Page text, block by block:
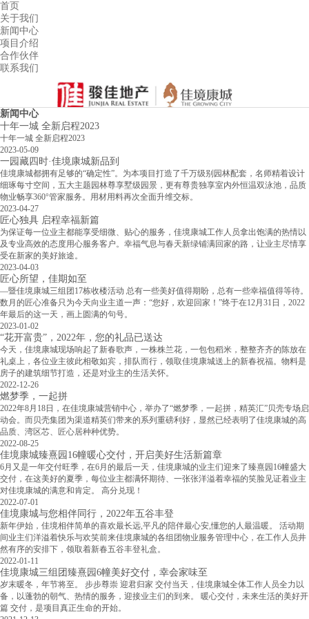
首页
关于我们
新闻中心
项目介绍
合作伙伴
联系我们
新闻中心
十年一城 全新启程2023
十年一城 全新启程2023
2023-05-09
一园藏四时·佳境康城新品到
佳境康城都拥有足够的“确定性”。为本项目打造了千万级别园林配套，名师精着设计
细琢每寸空间，五大主题园林尊享墅级园景，更有尊贵独享室内外恒温双泳池，品质
物业畅享360°管家服务。用材用料再次全面升维交标。
2023-04-27
匠心独具 启程幸福新篇
为保证每一位业主都能享受细微、贴心的服务，佳境康城工作人员拿出饱满的热情以
及专业高效的态度用心服务客户。幸福气息与春天新绿铺满回家的路，让业主尽情享
受在新家的美好旅途。
2023-04-03
匠心所望，佳期如至
—暨佳境康城三组团17栋收楼活动 总有一些美好值得期盼，总有一些幸福值得等待。
数月的匠心准备只为今天向业主道一声：“您好，欢迎回家！”终于在12月31日，2022
年最后的这一天，画上圆满的句号。
2023-01-02
“花开富贵”，2022年，您的礼品已送达
今天，佳境康城现场响起了新春歌声，一株株兰花，一包包稻米，整整齐齐的陈放在
礼桌上，各位业主彼此相敬如宾，排队而行，领取佳境康城送上的新春祝福。物料是
房子的建筑细节打造，还是对业主的生活关怀。
2022-12-26
燃梦季，一起拼
2022年8月18日，在佳境康城营销中心，举办了“燃梦季，一起拼，精英汇”贝壳专场启
动会。而贝壳集团为渠道精英们带来的系列重磅利好，显然已经表明了佳境康城的高
品质、湾区芯、匠心居种种优势。
2022-08-25
佳境康城臻熹园16幢暖心交付，开启美好生活新篇章
6月又是一年交付旺季，在6月的最后一天，佳境康城的业主们迎来了臻熹园16幢盛大
交付，在这美好的夏季，每位业主都满怀期待、一张张洋溢着幸福的笑脸见证着业主
对佳境康城的满意和肯定。 高分兑现！
2022-07-01
佳境康城与您相伴同行，2022年五谷丰登
新年伊始，佳境相伴简单的喜欢最长远,平凡的陪伴最心安,懂您的人最温暖。 活动期
间业主们洋溢着快乐与欢笑前来佳境康城的各组团物业服务管理中心，在工作人员井
然有序的安排下，领取着新春五谷丰登礼盒。
2022-01-11
佳境康城三组团臻熹园6幢美好交付，幸会家味至
岁末暖冬，年节将至。 步步尊崇 迎君归家 交付当天，佳境康城全体工作人员全力以
备，以蓬勃的朝气、热情的服务，迎接业主们的到来。 暖心交付，未来生活的美好开
篇 交付，是项目真正生命的开始。